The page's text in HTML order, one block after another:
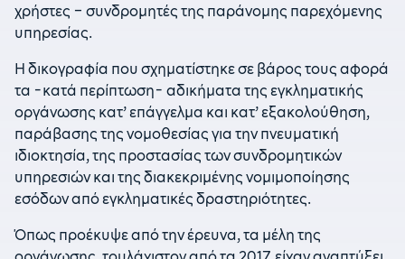
χρήστες – συνδρομητές της παράνομης παρεχόμενης
υπηρεσίας.
Η δικογραφία που σχηματίστηκε σε βάρος τους αφορά
τα -κατά περίπτωση- αδικήματα της εγκληματικής
οργάνωσης κατ’ επάγγελμα και κατ’ εξακολούθηση,
παράβασης της νομοθεσίας για την πνευματική
ιδιοκτησία, της προστασίας των συνδρομητικών
υπηρεσιών και της διακεκριμένης νομιμοποίησης
εσόδων από εγκληματικές δραστηριότητες.
Όπως προέκυψε από την έρευνα, τα μέλη της